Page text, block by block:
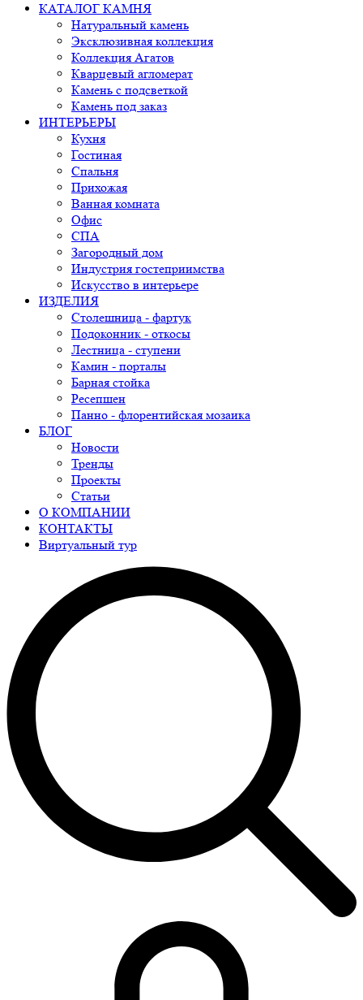
КАТАЛОГ КАМНЯ
Натуральный камень
Эксклюзивная коллекция
Коллекция Агатов
Кварцевый агломерат
Камень с подсветкой
Камень под заказ
ИНТЕРЬЕРЫ
Кухня
Гостиная
Спальня
Прихожая
Ванная комната
Офис
СПА
Загородный дом
Индустрия гостеприимства
Искусство в интерьере
ИЗДЕЛИЯ
Столешница - фартук
Подоконник - откосы
Лестница - ступени
Камин - порталы
Барная стойка
Ресепшен
Панно - флорентийская мозаика
БЛОГ
Новости
Тренды
Проекты
Статьи
О КОМПАНИИ
КОНТАКТЫ
Виртуальный тур